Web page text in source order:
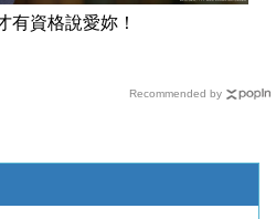
有資格說愛妳！
Recommended by